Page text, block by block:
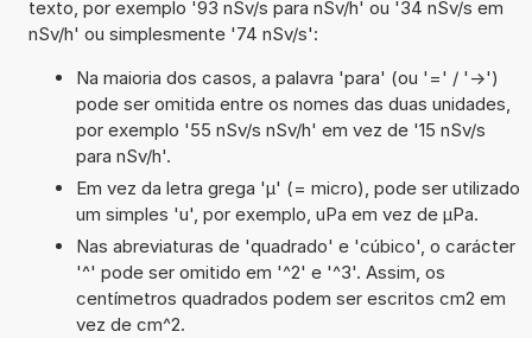
texto, por exemplo '93 nSv/s para nSv/h' ou '34 nSv/s em
nSv/h' ou simplesmente '74 nSv/s':
Na maioria dos casos, a palavra 'para' (ou '=' / '->')
pode ser omitida entre os nomes das duas unidades,
por exemplo '55 nSv/s nSv/h' em vez de '15 nSv/s
para nSv/h'.
Em vez da letra grega 'µ' (= micro), pode ser utilizado
um simples 'u', por exemplo, uPa em vez de µPa.
Nas abreviaturas de 'quadrado' e 'cúbico', o carácter
'^' pode ser omitido em '^2' e '^3'. Assim, os
centímetros quadrados podem ser escritos cm2 em
vez de cm^2.